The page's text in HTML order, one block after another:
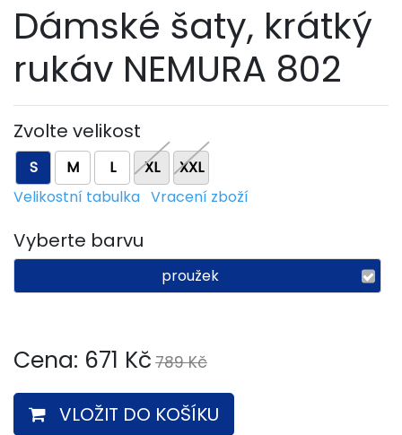
Dámské šaty, krátký
rukáv NEMURA 802
Zvolte velikost
S M L XL
XXL
Velikostní tabulka Vracení zboží
Vyberte barvu
proužek
Cena: 671 Kč 789 Kč
VLOŽIT DO KOŠÍKU